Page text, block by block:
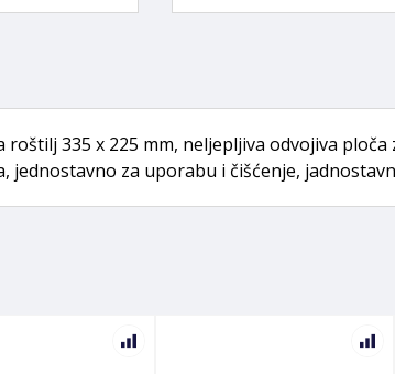
335 x 225 mm, neljepljiva odvojiva
za uporabu i čišćenje,